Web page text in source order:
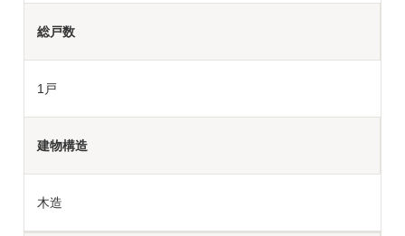
総戸数
1戸
建物構造
木造